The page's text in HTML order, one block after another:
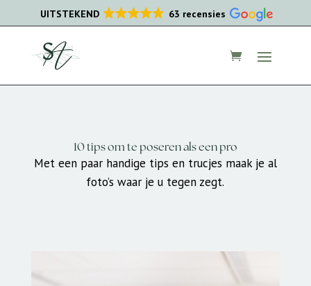
UITSTEKEND 63 recensies
10 tips om te poseren als een pro
Met een paar handige tips en trucjes maak je al
foto’s waar je u tegen zegt.